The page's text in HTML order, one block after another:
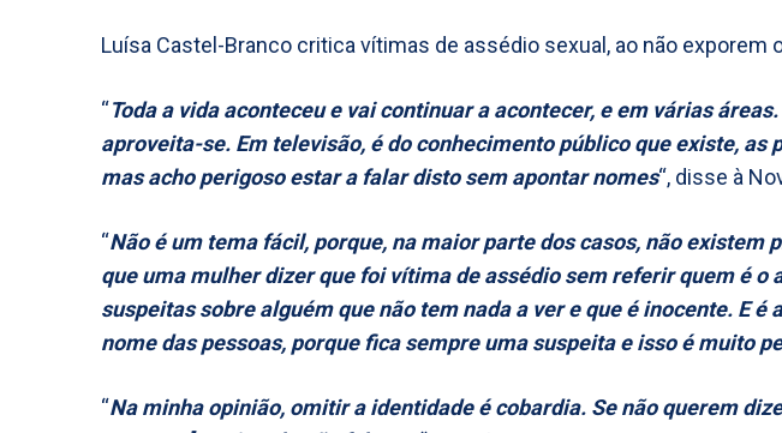
Luísa Castel-Branco critica vítimas de assédio sexual, ao não exporem
“Toda a vida aconteceu e vai continuar a acontecer, e em várias
aproveita-se. Em televisão, é do conhecimento público que existe, as
mas acho perigoso estar a falar disto sem apontar nomes“, disse à
“Não é um tema fácil, porque, na maior parte dos casos, não existem
que uma mulher dizer que foi vítima de assédio sem referir quem é o
suspeitas sobre alguém que não tem nada a ver e que é inocente. E é
nome das pessoas, porque fica sempre uma suspeita e isso é muito
“Na minha opinião, omitir a identidade é cobardia. Se não querem